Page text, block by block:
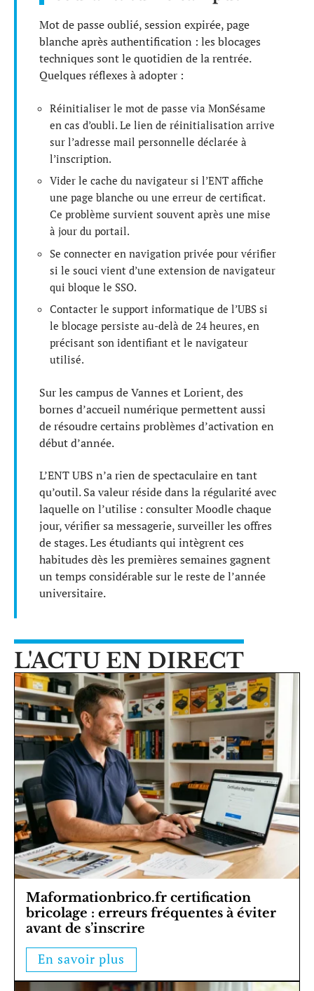
Mot de passe oublié, session expirée, page
blanche après authentification : les blocages
techniques sont le quotidien de la rentrée.
Quelques réflexes à adopter :
Réinitialiser le mot de passe via MonSésame
en cas d’oubli. Le lien de réinitialisation arrive
sur l’adresse mail personnelle déclarée à
l’inscription.
Vider le cache du navigateur si l’ENT affiche
une page blanche ou une erreur de certificat.
Ce problème survient souvent après une mise
à jour du portail.
Se connecter en navigation privée pour vérifier
si le souci vient d’une extension de navigateur
qui bloque le SSO.
Contacter le support informatique de l’UBS si
le blocage persiste au-delà de 24 heures, en
précisant son identifiant et le navigateur
utilisé.
Sur les campus de Vannes et Lorient, des
bornes d’accueil numérique permettent aussi
de résoudre certains problèmes d’activation en
début d’année.
L’ENT UBS n’a rien de spectaculaire en tant
qu’outil. Sa valeur réside dans la régularité avec
laquelle on l’utilise : consulter Moodle chaque
jour, vérifier sa messagerie, surveiller les offres
de stages. Les étudiants qui intègrent ces
habitudes dès les premières semaines gagnent
un temps considérable sur le reste de l’année
universitaire.
L'ACTU EN DIRECT
Maformationbrico.fr certification
bricolage : erreurs fréquentes à éviter
avant de s’inscrire
En savoir plus